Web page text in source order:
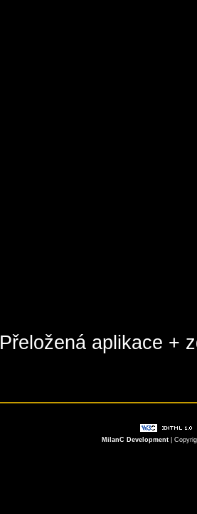
Přeložená aplikace +
MilanC Development |